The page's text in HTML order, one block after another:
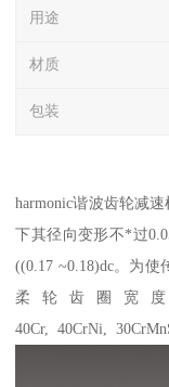
用途
材质
包装
harmonic谐波齿轮减
下其径向变形不*过
((0.17 ~0.18)dc。为
柔轮齿圈宽度
40Cr, 40CrNi,